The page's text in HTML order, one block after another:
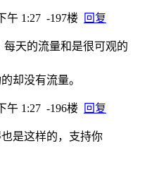
午 1:27 -197楼 回复
天的流量和是很可观的
却没有流量。
午 1:27 -196楼 回复
是这样的，支持你